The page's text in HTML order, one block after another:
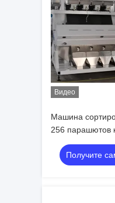
Видео
Машина
256 парашютов
проваренного
Получите